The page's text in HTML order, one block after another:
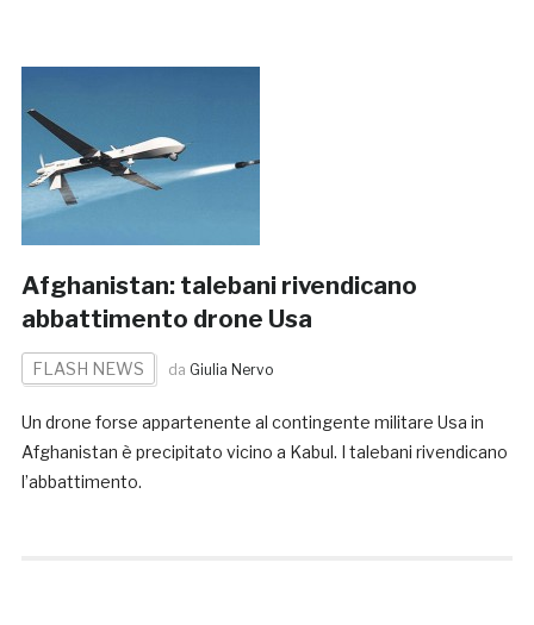
Afghanistan: talebani rivendicano
abbattimento drone Usa
FLASH NEWS da Giulia Nervo
Un drone forse appartenente al contingente militare Usa in
Afghanistan è precipitato vicino a Kabul. I talebani rivendicano
l’abbattimento.